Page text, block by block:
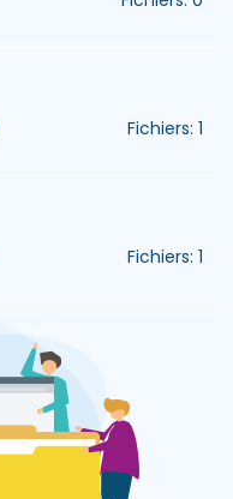
Fichiers: 1
Fichiers: 1